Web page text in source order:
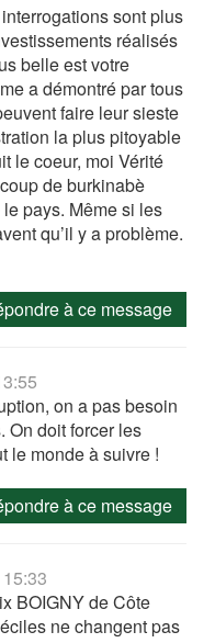
sont plus
réalisés
belle est votre
a démontré par tous
faire leur sieste
la plus pitoyable
le coeur, moi Vérité
de burkinabè
pays. Même si les
qu’il y a problème.
à ce message
on a pas besoin
On doit forcer les
le monde à suivre !
à ce message
BOIGNY de Côte
ne changent pas